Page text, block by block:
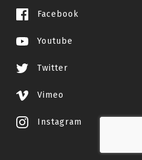
Facebook
Youtube
Twitter
Vimeo
Instagram